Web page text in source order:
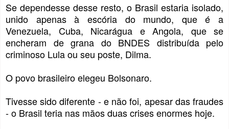
Se dependesse desse resto, o Brasil estaria isolado,
unido apenas à escória do mundo, que é a
Venezuela, Cuba, Nicarágua e Angola, que se
encheram de grana do BNDES distribuída pelo
criminoso Lula ou seu poste, Dilma.
O povo brasileiro elegeu Bolsonaro.
Tivesse sido diferente - e não foi, apesar das fraudes
- o Brasil teria nas mãos duas crises enormes hoje.